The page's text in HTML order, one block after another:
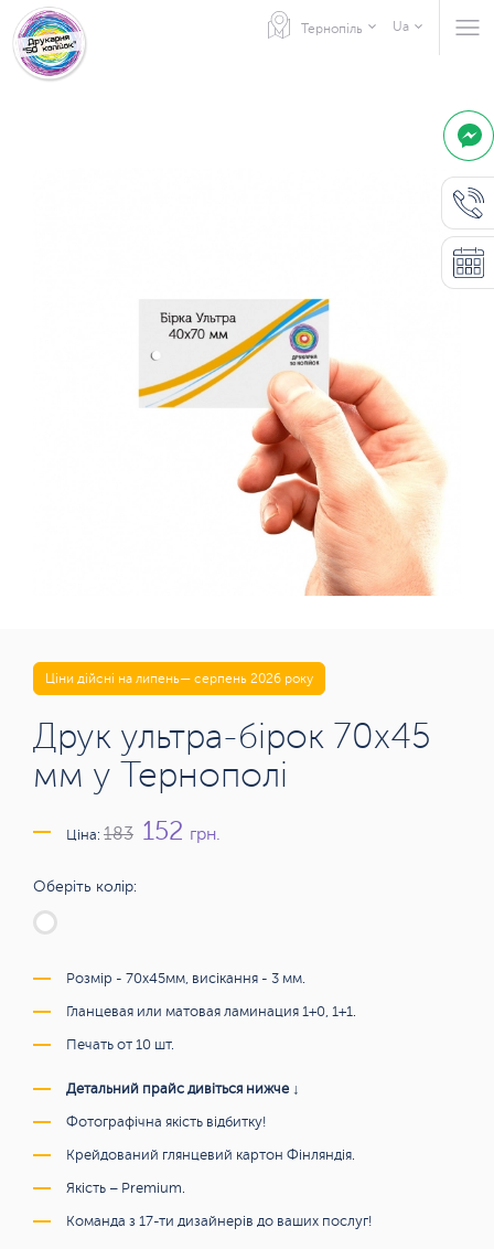
Тернопіль Ua
Ціни дійсні на липень— серпень 2026 року
Друк ультра-бірок 70х45
мм у Тернополі
Ціна: 183 152 грн.
Оберіть колір:
Розмір - 70х45мм, висікання - 3 мм.
Гланцевая или матовая ламинация 1+0, 1+1.
Печать от 10 шт.
Детальний прайс дивіться нижче ↓
Фотографічна якість відбитку!
Крейдований глянцевий картон Фінляндія.
Якість – Premium.
Команда з 17-ти дизайнерів до ваших послуг!